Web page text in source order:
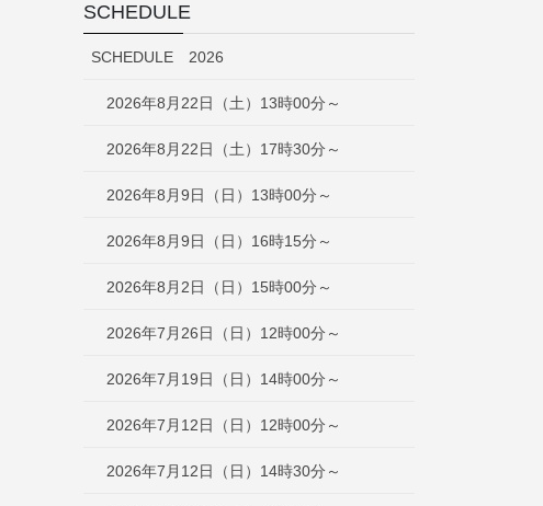
SCHEDULE
SCHEDULE 2026
2026年8月22日（土）13時00分～
2026年8月22日（土）17時30分～
2026年8月9日（日）13時00分～
2026年8月9日（日）16時15分～
2026年8月2日（日）15時00分～
2026年7月26日（日）12時00分～
2026年7月19日（日）14時00分～
2026年7月12日（日）12時00分～
2026年7月12日（日）14時30分～